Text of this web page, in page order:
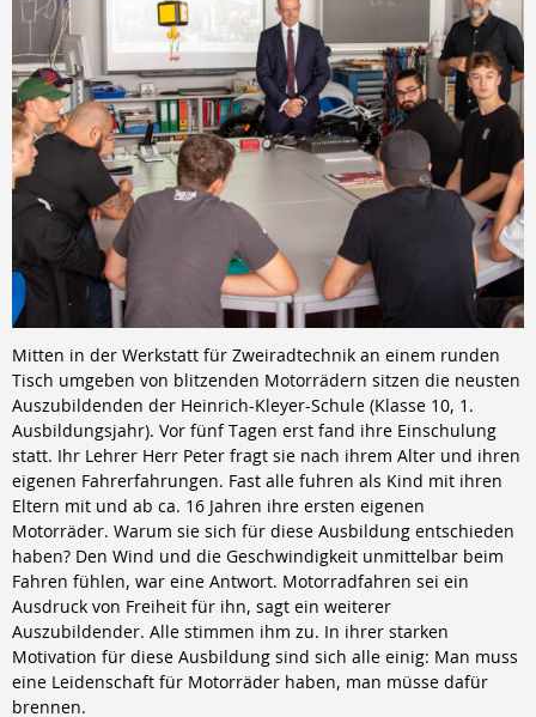
Mitten in der Werkstatt für Zweiradtechnik an einem runden
Tisch umgeben von blitzenden Motorrädern sitzen die neusten
Auszubildenden der Heinrich-Kleyer-Schule (Klasse 10, 1.
Ausbildungsjahr). Vor fünf Tagen erst fand ihre Einschulung
statt. Ihr Lehrer Herr Peter fragt sie nach ihrem Alter und ihren
eigenen Fahrerfahrungen. Fast alle fuhren als Kind mit ihren
Eltern mit und ab ca. 16 Jahren ihre ersten eigenen
Motorräder. Warum sie sich für diese Ausbildung entschieden
haben? Den Wind und die Geschwindigkeit unmittelbar beim
Fahren fühlen, war eine Antwort. Motorradfahren sei ein
Ausdruck von Freiheit für ihn, sagt ein weiterer
Auszubildender. Alle stimmen ihm zu. In ihrer starken
Motivation für diese Ausbildung sind sich alle einig: Man muss
eine Leidenschaft für Motorräder haben, man müsse dafür
brennen.